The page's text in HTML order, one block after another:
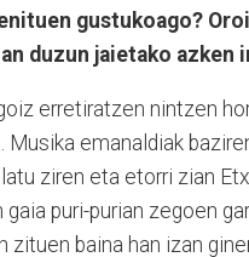
gustukoago?
duzun jaietako azken
erretiratzen nintzen
Musika emanaldiak
ziren eta etorri zian
gaia puri-purian zegoen
zituen baina han izan